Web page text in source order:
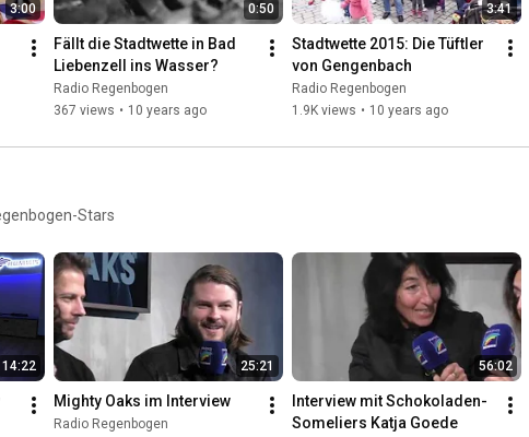
3:00 0:50
Fällt die Stadtwette in Bad
Liebenzell ins Wasser?
Radio Regenbogen
367 views • 10 years ago
3:41
Stadtwette 2015: Die Tüftler
von Gengenbach
Radio Regenbogen
1.9K views • 10 years ago
Stars
14:22 25:21
Mighty Oaks im Interview
Radio Regenbogen
56:02
Interview mit Schokoladen-
Someliers Katja Goede